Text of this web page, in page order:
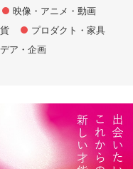
映像・アニメ・動画
プロダクト・家具
ア・企画